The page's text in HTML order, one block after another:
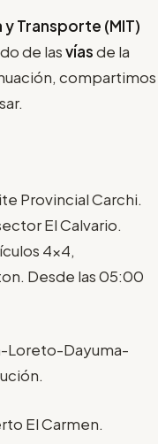
Transporte (MIT)
de lasvíasde la
compartimos
Provincial Carchi.
El Calvario.
4x4,
Desde las 05:00
Loreto-Dayuma-
El Carmen.